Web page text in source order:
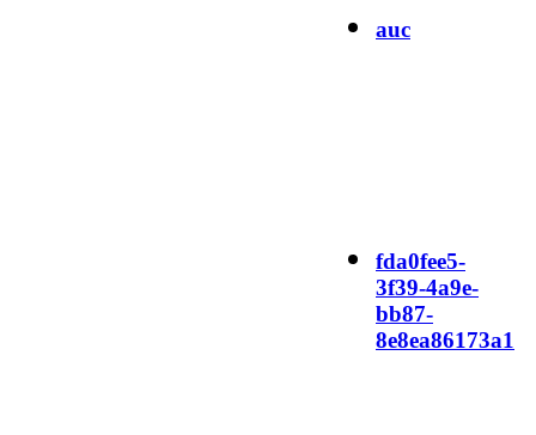
auc
fda0fee5-
3f39-4a9e-
bb87-
8e8ea86173a1